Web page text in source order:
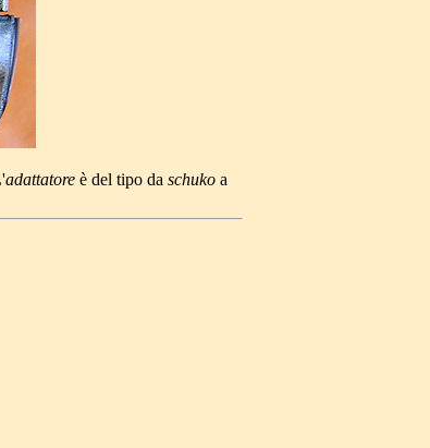
adattatore è del tipo da schuko a